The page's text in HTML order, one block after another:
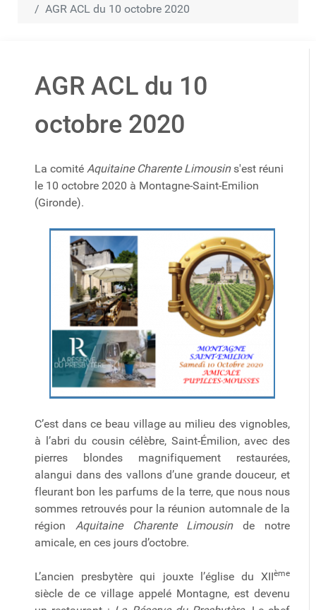
AGR ACL du 10 octobre 2020
AGR ACL du 10
octobre 2020
La comité Aquitaine Charente Limousins'est réuni
le 10 octobre 2020 à Montagne-Saint-Emilion
(Gironde).
C’est dans ce beau village au milieu des vignobles,
à l’abri du cousin célèbre, Saint-Émilion, avec des
pierres blondes magnifiquement restaurées,
alangui dans des vallons d’une grande douceur, et
fleurant bon les parfums de la terre, que nous nous
sommes retrouvés pour la réunion automnale de la
région Aquitaine Charente Limousinde notre
amicale, en ces jours d’octobre.
L’ancien presbytère qui jouxte l’église du XIIème
siècle de ce village appelé Montagne, est devenu